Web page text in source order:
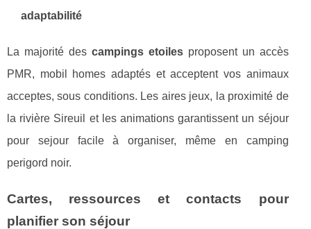
adaptabilité
La majorité des campings etoilesproposent un accès
PMR, mobil homes adaptés et acceptent vos animaux
acceptes, sous conditions. Les aires jeux, la proximité de
la rivière Sireuil et les animations garantissent un séjour
pour sejour facile à organiser, même en camping
perigord noir.
Cartes, ressources et contacts pour
planifier son séjour